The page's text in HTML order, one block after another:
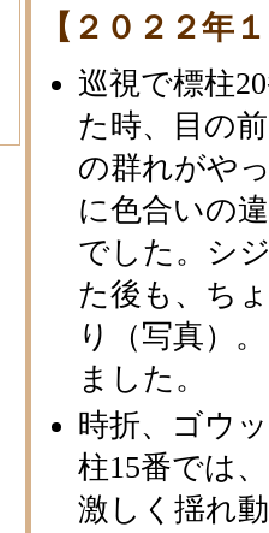
【２０２２年
巡視で標柱
た時、目の
の群れがや
に色合いの
でした。シ
た後も、ち
り（写真）
ました。
時折、ゴウ
柱15番では
激しく揺れ